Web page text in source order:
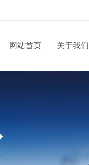
网站首页 关于我们